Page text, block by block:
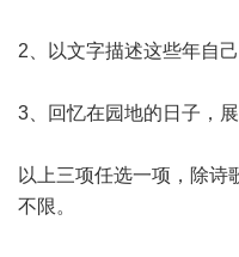
2、以文字描述这些年自己
3、回忆在园地的日子，
以上三项任选一项，除诗
不限。